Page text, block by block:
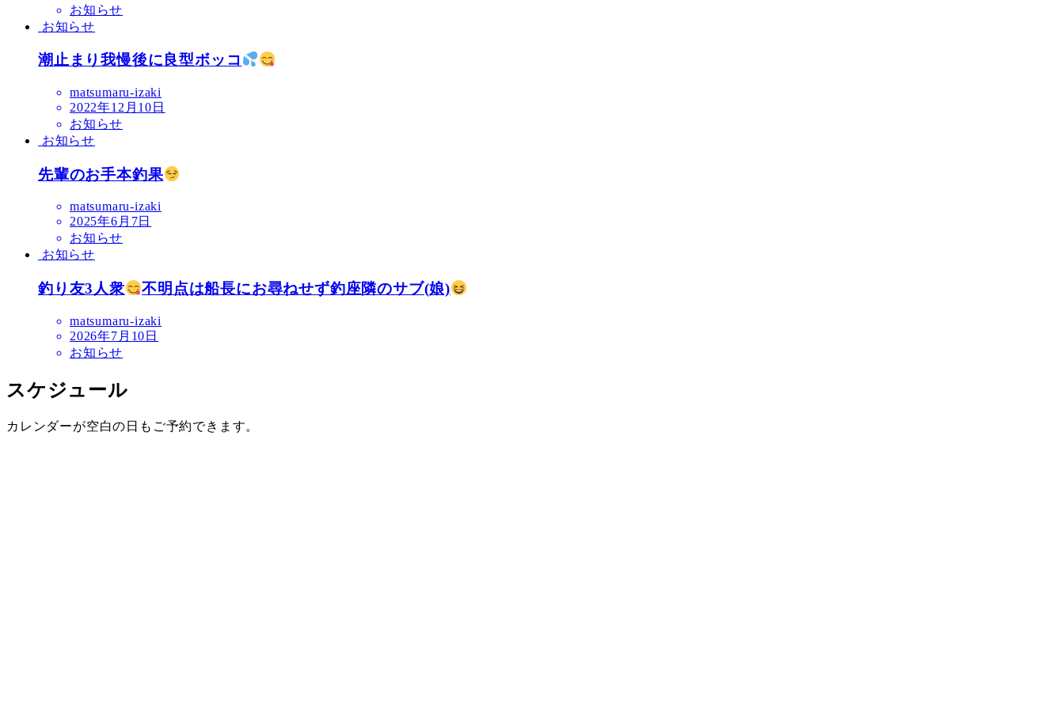
お知らせ
お知らせ
潮止まり我慢後に良型ボッコ
matsumaru-izaki
2022年12月10日
お知らせ
お知らせ
先輩のお手本釣果
matsumaru-izaki
2025年6月7日
お知らせ
お知らせ
釣り友3人衆 不明点は船長にお尋ねせず釣座隣のサブ(娘)
matsumaru-izaki
2026年7月10日
お知らせ
スケジュール
カレンダーが空白の日もご予約できます。